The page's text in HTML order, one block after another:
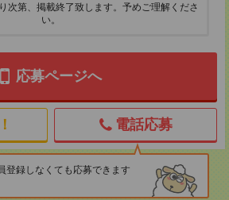
次第、掲載終了致します。予めご理解くださ
い。
応募ページへ
電話応募
登録しなくても応募できます